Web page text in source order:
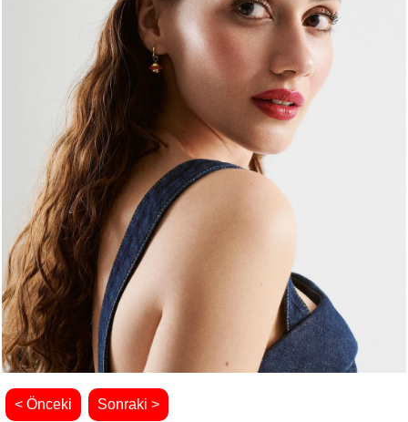
< Önceki Sonraki >